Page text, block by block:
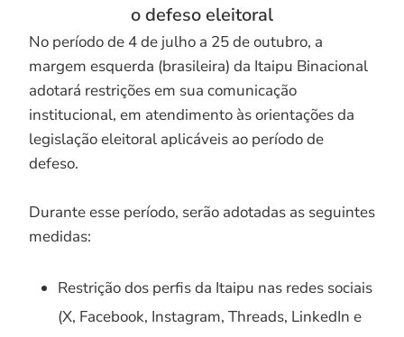
o defeso eleitoral
No período de 4 de julho a 25 de outubro, a
margem esquerda (brasileira) da Itaipu Binacional
adotará restrições em sua comunicação
institucional, em atendimento às orientações da
legislação eleitoral aplicáveis ao período de
defeso.
Durante esse período, serão adotadas as seguintes
medidas:
Restrição dos perfis da Itaipu nas redes sociais
(X, Facebook, Instagram, Threads, LinkedIn e